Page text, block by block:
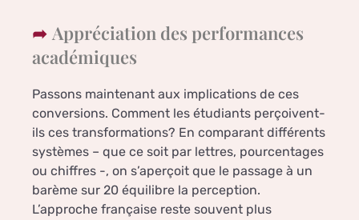
Appréciation des performances
académiques
Passons maintenant aux implications de ces
conversions. Comment les étudiants perçoivent-
ils ces transformations? En comparant différents
systèmes – que ce soit par lettres, pourcentages
ou chiffres -, on s’aperçoit que le passage à un
barème sur 20 équilibre la perception.
L’approche française reste souvent plus